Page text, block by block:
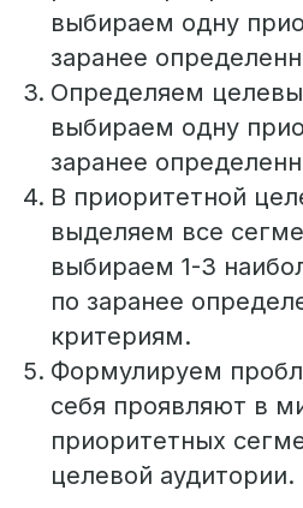
выбираем одну
заранее
Определяем
выбираем одну
заранее
В приоритетной
выделяем все
выбираем 1-3
по заранее
критериям.
Формулируем
себя проявляют в
приоритетных
целевой аудитории.